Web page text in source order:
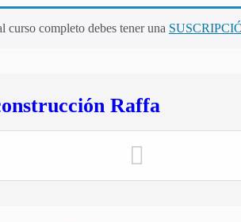
curso completo debes tener una
Raffa